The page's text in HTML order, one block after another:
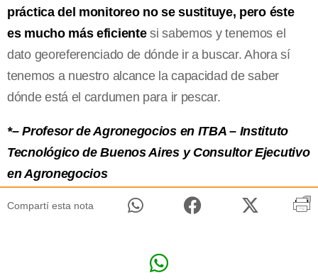
práctica del monitoreo no se sustituye, pero éste
es mucho más eficientesi sabemos y tenemos el
dato georeferenciado de dónde ir a buscar. Ahora sí
tenemos a nuestro alcance la capacidad de saber
dónde está el cardumen para ir pescar.
*– Profesor de Agronegocios en ITBA – Instituto
Tecnológico de Buenos Aires y Consultor Ejecutivo
en Agronegocios
Compartí esta nota